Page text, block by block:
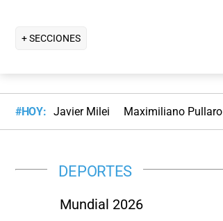
+ SECCIONES
#HOY: Javier Milei Maximiliano Pullaro
DEPORTES
Mundial 2026